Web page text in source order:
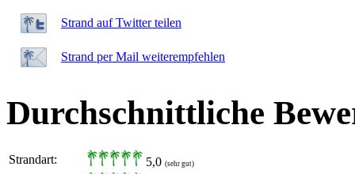
Strand auf Twitter teilen
Strand per Mail weiterempfehlen
Durchschnittliche
Strandart: 5,0 (sehr gut)